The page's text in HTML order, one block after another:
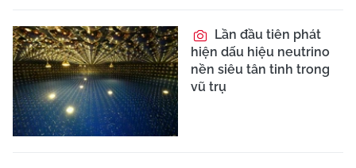
Lần đầu tiên phát
hiện dấu hiệu neutrino
nền siêu tân tinh trong
vũ trụ